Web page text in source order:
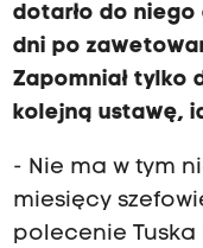
dotarło do niego
dni po
Zapomniał tylko
kolejną ustawę,
- Nie ma w tym
miesięcy
polecenie Tuska